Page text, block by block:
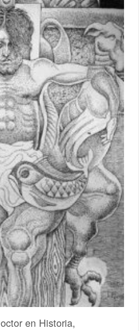
en Historia,